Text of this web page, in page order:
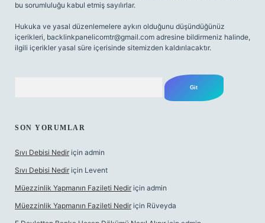
bu sorumluluğu kabul etmiş sayılırlar.
Hukuka ve yasal düzenlemelere aykırı olduğunu düşündüğünüz
içerikleri, backlinkpanelicomtr@gmail.com adresine bildirmeniz halinde,
ilgili içerikler yasal süre içerisinde sitemizden kaldırılacaktır.
SON YORUMLAR
Sıvı Debisi Nedir için admin
Sıvı Debisi Nedir için Levent
Müezzinlik Yapmanın Fazileti Nedir için admin
Müezzinlik Yapmanın Fazileti Nedir için Rüveyda